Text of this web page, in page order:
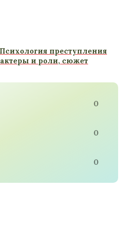
преступления
и роли, сюжет
0
0
0